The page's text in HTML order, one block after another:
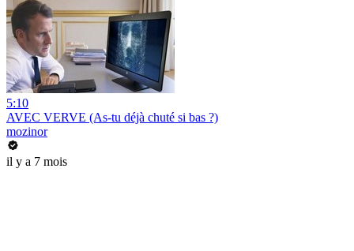
5:10
AVEC VERVE (As-tu déjà chuté si bas ?)
mozinor
il y a 7 mois